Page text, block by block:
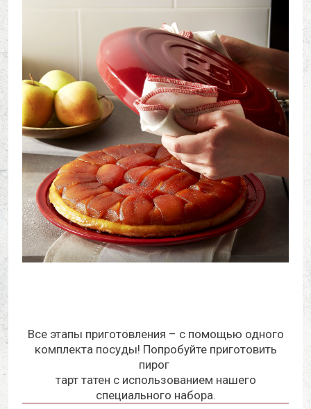
Новый пользователь\гость
Регистрация
Все этапы приготовления – с помощью одного
комплекта посуды! Попробуйте приготовить
пирог
тарт татен с использованием нашего
специального набора.